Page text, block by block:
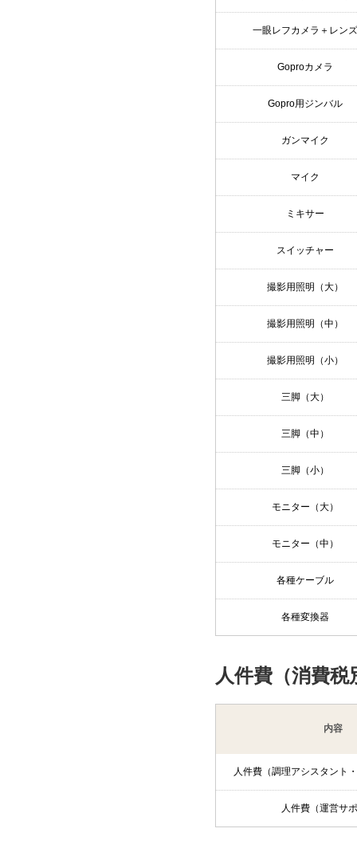
一眼レフカメラ＋レンズ
Goproカメラ
Gopro用ジンバル
ガンマイク
マイク
ミキサー
スイッチャー
撮影用照明（大）
撮影用照明（中）
撮影用照明（小）
三脚（大）
三脚（中）
三脚（小）
モニター（大）
モニター（中）
各種ケーブル
各種変換器
人件費（消費税
内容
人件費（調理アシスタント
人件費（運営サ